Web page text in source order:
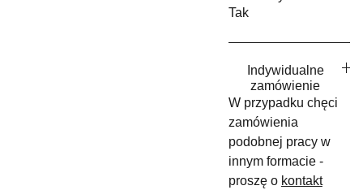
Tak
Indywidualne
zamówienie
W przypadku chęci
zamówienia
podobnej pracy w
innym formacie -
proszę o kontakt